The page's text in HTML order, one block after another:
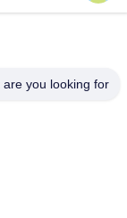
you looking for?